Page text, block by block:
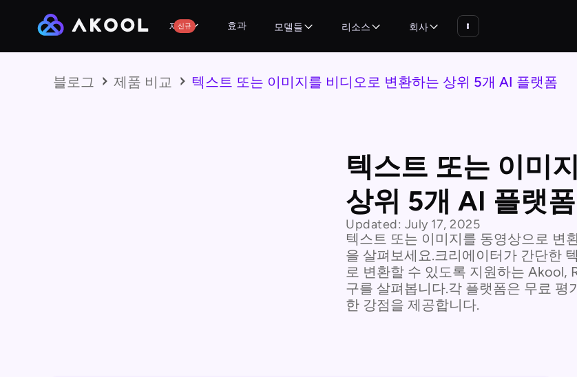
제품
신규 효과 모델들 리소스 회사
블로그 제품 비교 텍스트 또는 이미지를 비디오로 변환하는 상위 5개 AI 플랫폼
텍스트 또는 이미
상위 5개 AI 플랫폼
Updated: July 17, 2025
텍스트 또는 이미지를 동영상으로 변
을 살펴보세요.크리에이터가 간단한
로 변환할 수 있도록 지원하는 Akool,
구를 살펴봅니다.각 플랫폼은 무료
한 강점을 제공합니다.